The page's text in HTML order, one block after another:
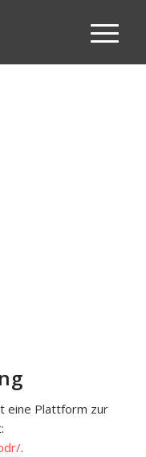
eine Plattform zur
.